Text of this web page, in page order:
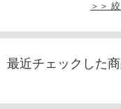
＞＞
最近チェックした